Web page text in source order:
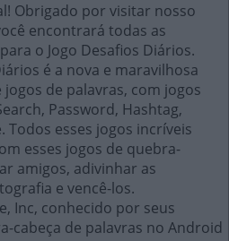
Obrigado por visitar nosso
encontrará todas as
o Jogo Desafios Diários.
é a nova e maravilhosa
jogos de palavras, com jogos
Password, Hashtag,
Todos esses jogos incríveis
esses jogos de quebra-
amigos, adivinhar as
e vencê-los.
Inc, conhecido por seus
cabeça de palavras no Android